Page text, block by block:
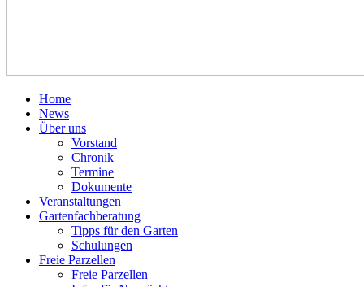
Home
News
Über uns
Vorstand
Chronik
Termine
Dokumente
Veranstaltungen
Gartenfachberatung
Tipps für den Garten
Schulungen
Freie Parzellen
Freie Parzellen